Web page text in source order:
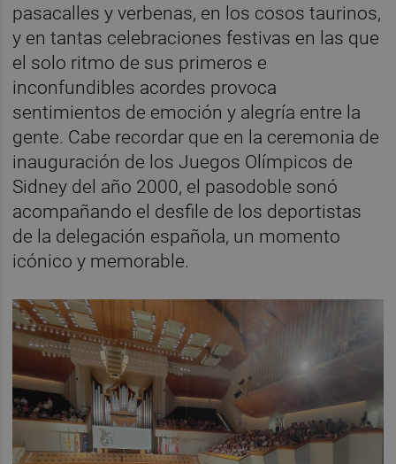
pasacalles y verbenas, en los cosos taurinos,
y en tantas celebraciones festivas en las que
el solo ritmo de sus primeros e
inconfundibles acordes provoca
sentimientos de emoción y alegría entre la
gente. Cabe recordar que en la ceremonia de
inauguración de los Juegos Olímpicos de
Sidney del año 2000, el pasodoble sonó
acompañando el desfile de los deportistas
de la delegación española, un momento
icónico y memorable.